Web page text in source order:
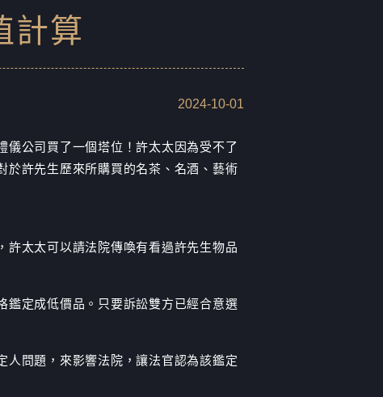
計算
2024-10-01
儀公司買了一個塔位！許太太因為受不了
於許先生歷來所購買的名茶、名酒、藝術
許太太可以請法院傳喚有看過許先生物品
鑑定成低價品。只要訴訟雙方已經合意選
人問題，來影響法院，讓法官認為該鑑定